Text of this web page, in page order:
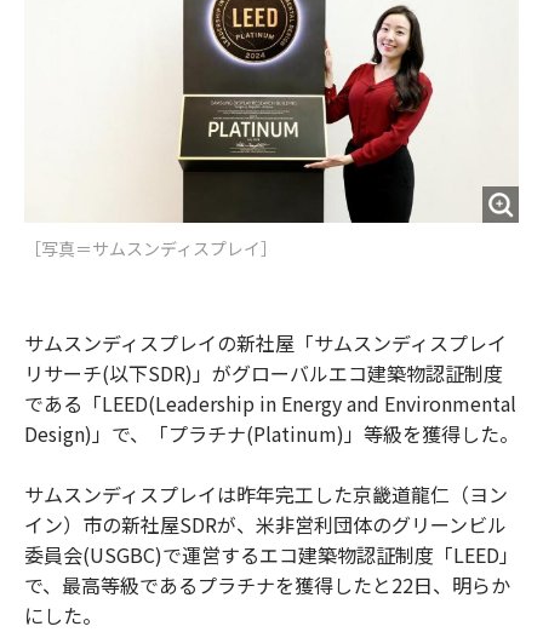
［写真＝サムスンディスプレイ］
サムスンディスプレイの新社屋「サムスンディスプレイ
リサーチ(以下SDR)」がグローバルエコ建築物認証制度
である「LEED(Leadership in Energy and Environmental
Design)」で、「プラチナ(Platinum)」等級を獲得した。
サムスンディスプレイは昨年完工した京畿道龍仁（ヨン
イン）市の新社屋SDRが、米非営利団体のグリーンビル
委員会(USGBC)で運営するエコ建築物認証制度「LEED」
で、最高等級であるプラチナを獲得したと22日、明らか
にした。